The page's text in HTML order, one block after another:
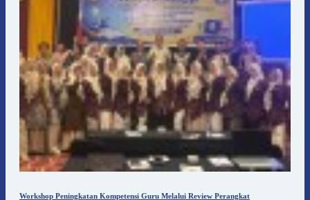
Workshop Peningkatan Kompetensi Guru Melalui Review Perangkat